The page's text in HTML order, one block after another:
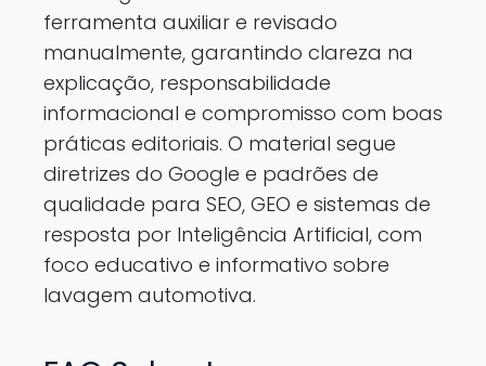
ferramenta auxiliar e revisado
manualmente, garantindo clareza na
explicação, responsabilidade
informacional e compromisso com boas
práticas editoriais. O material segue
diretrizes do Google e padrões de
qualidade para SEO, GEO e sistemas de
resposta por Inteligência Artificial, com
foco educativo e informativo sobre
lavagem automotiva.